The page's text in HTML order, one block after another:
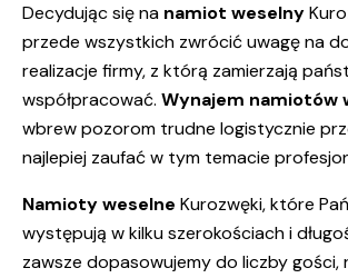
Decydując się na namiot weselny
przede wszystkich zwrócić uwagę na
realizacje firmy, z którą zamierzają
współpracować. Wynajem namiotów
wbrew pozorom trudne logistycznie
najlepiej zaufać w tym temacie
Namioty weselne Kurozwęki, które
występują w kilku szerokościach i
zawsze dopasowujemy do liczby gości,